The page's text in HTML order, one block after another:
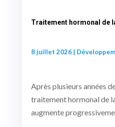
Traitement hormonal de
8 juillet 2026|
Après plusieurs années
traitement hormonal de
augmente